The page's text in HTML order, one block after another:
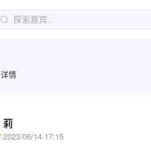
详情
莉
2023/06/14 17:15